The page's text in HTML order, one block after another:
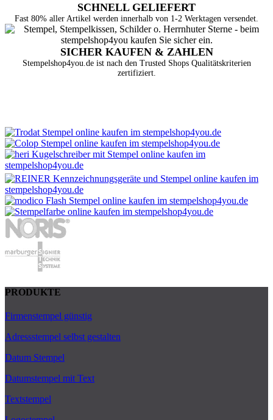
SCHNELL GELIEFERT
Fast 80% aller Artikel werden innerhalb von 1-2 Werktagen versendet.
SICHER KAUFEN & ZAHLEN
Stempelshop4you.de ist nach den Trusted Shops Qualitätskriterien
zertifiziert.
PRODUKTE
Firmenstempel günstig
Adressstempel selbst gestalten
Datum Stempel
Datumstempel mit Text
Textstempel